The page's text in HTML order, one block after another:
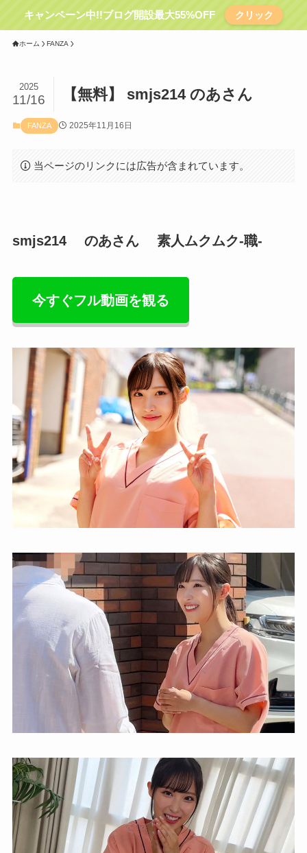
キャンペーン中!!ブログ開設最大55%OFF クリック
ホーム FANZA
【無料】 smjs214 のあさん
2025
11/16
FANZA 2025年11月16日
当ページのリンクには広告が含まれています。
smjs214 のあさん 素人ムクムク-職-
今すぐフル動画を観る